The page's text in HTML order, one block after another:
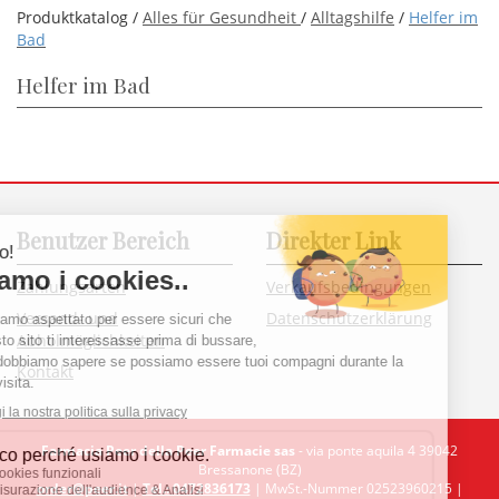
Produktkatalog / Alles für Gesundheit / Alltagshilfe / Helfer im
Bad
Helfer im Bad
Benutzer Bereich
Zahlungsarten
Versand- und
Abholmöglichkeiten
Kontakt
Direkter Link
Verkaufsbedingungen
Datenschutzerklärung
Farmacia Peer della Peer Farmacie sas - via ponte aquila 4 39042
Bressanone (BZ)
order@peer.it|Tel.: 0472836173 | MwSt.-Nummer 02523960215 |